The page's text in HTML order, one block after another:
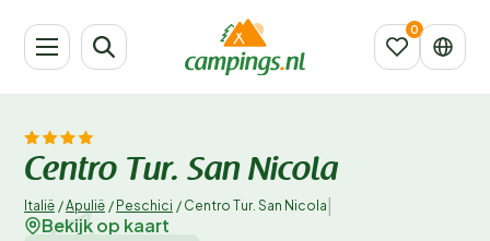
Centro Tur. San Nicola
Italië /Apulië / Peschici / Centro Tur. San Nicola
Bekijk op kaart